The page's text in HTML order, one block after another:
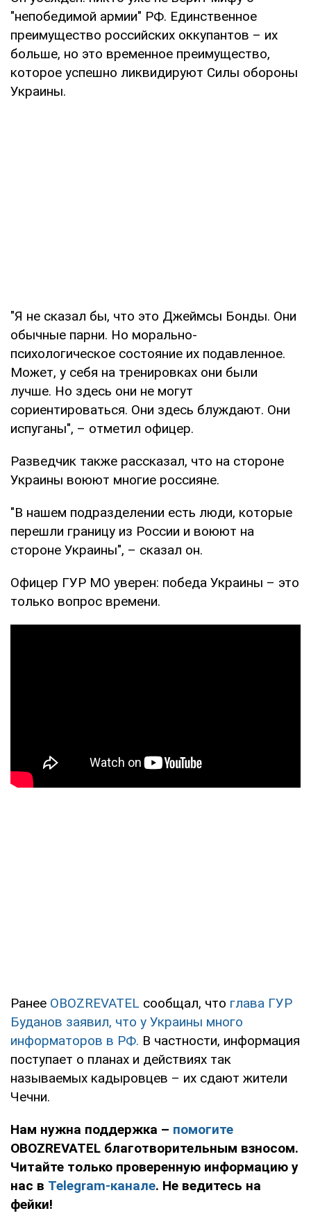
"непобедимой армии" РФ. Единственное
преимущество российских оккупантов – их
больше, но это временное преимущество,
которое успешно ликвидируют Силы обороны
Украины.
"Я не сказал бы, что это Джеймсы Бонды. Они
обычные парни. Но морально-
психологическое состояние их подавленное.
Может, у себя на тренировках они были
лучше. Но здесь они не могут
сориентироваться. Они здесь блуждают. Они
испуганы", – отметил офицер.
Разведчик также рассказал, что на стороне
Украины воюют многие россияне.
"В нашем подразделении есть люди, которые
перешли границу из России и воюют на
стороне Украины", – сказал он.
Офицер ГУР МО уверен: победа Украины – это
только вопрос времени.
Ранее OBOZREVATEL сообщал, что глава ГУР
Буданов заявил, что у Украины много
информаторов в РФ. В частности, информация
поступает о планах и действиях так
называемых кадыровцев – их сдают жители
Чечни.
Нам нужна поддержка – помогите
OBOZREVATEL благотворительным взносом.
Читайте только проверенную информацию у
нас в Telegram-канале. Не ведитесь на
фейки!